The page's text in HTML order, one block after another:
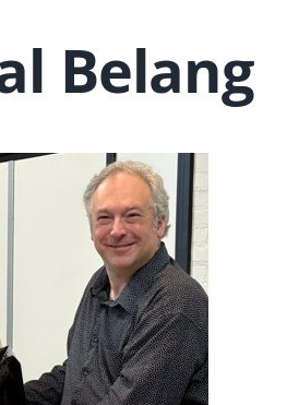
Belang